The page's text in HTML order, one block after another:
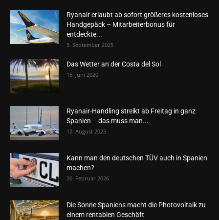
Ryanair erlaubt ab sofort größeres kostenloses
Handgepäck – Mitarbeiterbonus für
entdeckte...
5. September 2025
Das Wetter an der Costa del Sol
15. Juni 2020
Ryanair-Handling streikt ab Freitag in ganz
Spanien – das muss man...
12. August 2025
Kann man den deutschen TÜV auch in Spanien
machen?
20. Februar 2026
Die Sonne Spaniens macht die Photovoltaik zu
einem rentablen Geschäft